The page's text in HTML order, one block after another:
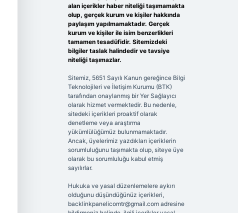
alan içerikler haber niteliği taşımamakta
olup, gerçek kurum ve kişiler hakkında
paylaşım yapılmamaktadır. Gerçek
kurum ve kişiler ile isim benzerlikleri
tamamen tesadüfidir. Sitemizdeki
bilgiler taslak halindedir ve tavsiye
niteliği taşımazlar.
Sitemiz, 5651 Sayılı Kanun gereğince Bilgi
Teknolojileri ve İletişim Kurumu (BTK)
tarafından onaylanmış bir Yer Sağlayıcı
olarak hizmet vermektedir. Bu nedenle,
sitedeki içerikleri proaktif olarak
denetleme veya araştırma
yükümlülüğümüz bulunmamaktadır.
Ancak, üyelerimiz yazdıkları içeriklerin
sorumluluğunu taşımakta olup, siteye üye
olarak bu sorumluluğu kabul etmiş
sayılırlar.
Hukuka ve yasal düzenlemelere aykırı
olduğunu düşündüğünüz içerikleri,
backlinkpanelicomtr@gmail.comadresine